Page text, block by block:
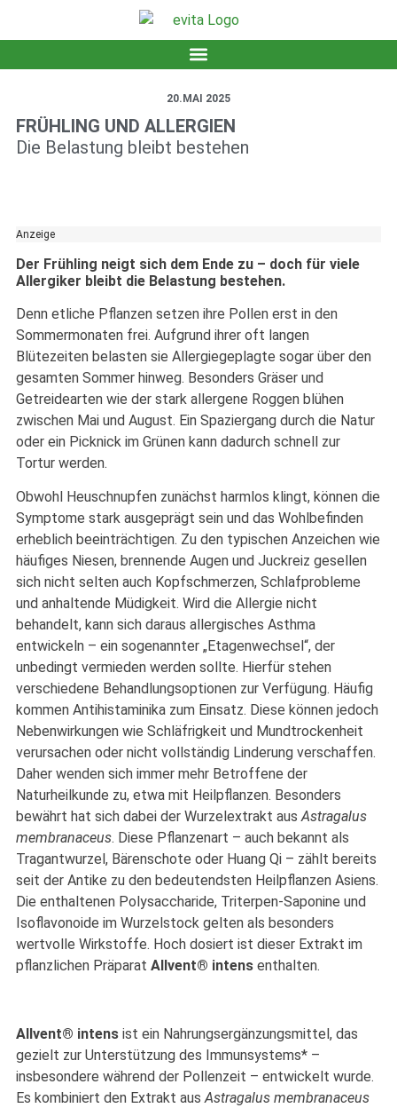
20.MAI 2025
FRÜHLING UND ALLERGIEN
Die Belastung bleibt bestehen
Anzeige
Der Frühling neigt sich dem Ende zu – doch für viele
Allergiker bleibt die Belastung bestehen.
Denn etliche Pflanzen setzen ihre Pollen erst in den
Sommermonaten frei. Aufgrund ihrer oft langen
Blütezeiten belasten sie Allergiegeplagte sogar über den
gesamten Sommer hinweg. Besonders Gräser und
Getreidearten wie der stark allergene Roggen blühen
zwischen Mai und August. Ein Spaziergang durch die Natur
oder ein Picknick im Grünen kann dadurch schnell zur
Tortur werden.
Obwohl Heuschnupfen zunächst harmlos klingt, können die
Symptome stark ausgeprägt sein und das Wohlbefinden
erheblich beeinträchtigen. Zu den typischen Anzeichen wie
häufiges Niesen, brennende Augen und Juckreiz gesellen
sich nicht selten auch Kopfschmerzen, Schlafprobleme
und anhaltende Müdigkeit. Wird die Allergie nicht
behandelt, kann sich daraus allergisches Asthma
entwickeln – ein sogenannter „Etagenwechsel“, der
unbedingt vermieden werden sollte. Hierfür stehen
verschiedene Behandlungsoptionen zur Verfügung. Häufig
kommen Antihistaminika zum Einsatz. Diese können jedoch
Nebenwirkungen wie Schläfrigkeit und Mundtrockenheit
verursachen oder nicht vollständig Linderung verschaffen.
Daher wenden sich immer mehr Betroffene der
Naturheilkunde zu, etwa mit Heilpflanzen. Besonders
bewährt hat sich dabei der Wurzelextrakt ausAstragalus
membranaceus. Diese Pflanzenart – auch bekannt als
Tragantwurzel, Bärenschote oder Huang Qi – zählt bereits
seit der Antike zu den bedeutendsten Heilpflanzen Asiens.
Die enthaltenen Polysaccharide, Triterpen-Saponine und
Isoflavonoide im Wurzelstock gelten als besonders
wertvolle Wirkstoffe. Hoch dosiert ist dieser Extrakt im
pflanzlichen Präparat Allvent® intensenthalten.
Allvent® intensist ein Nahrungsergänzungsmittel, das
gezielt zur Unterstützung des Immunsystems* –
insbesondere während der Pollenzeit – entwickelt wurde.
Es kombiniert den Extrakt ausAstragalus membranaceus